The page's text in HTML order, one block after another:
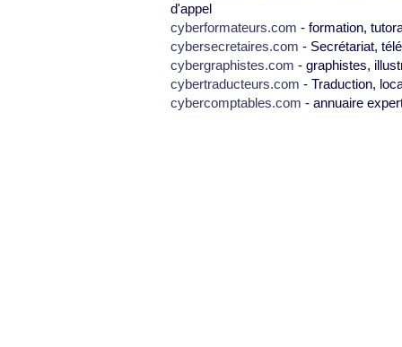
d'appel
cyberformateurs.com - formation,
cybersecretaires.com - Secrétariat,
cybergraphistes.com - graphistes,
cybertraducteurs.com - Traduction,
cybercomptables.com - annuaire